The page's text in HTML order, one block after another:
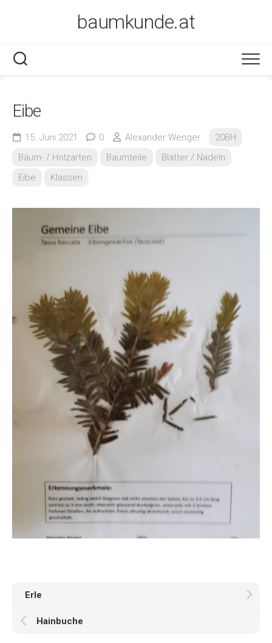
baumkunde.at
Eibe
15. Juni 2021 0 Alexander Wenger
20BH
Bäum- / Holzarten
Baumteile
Blätter / Nadeln
Eibe
Klassen
Erle
Hainbuche